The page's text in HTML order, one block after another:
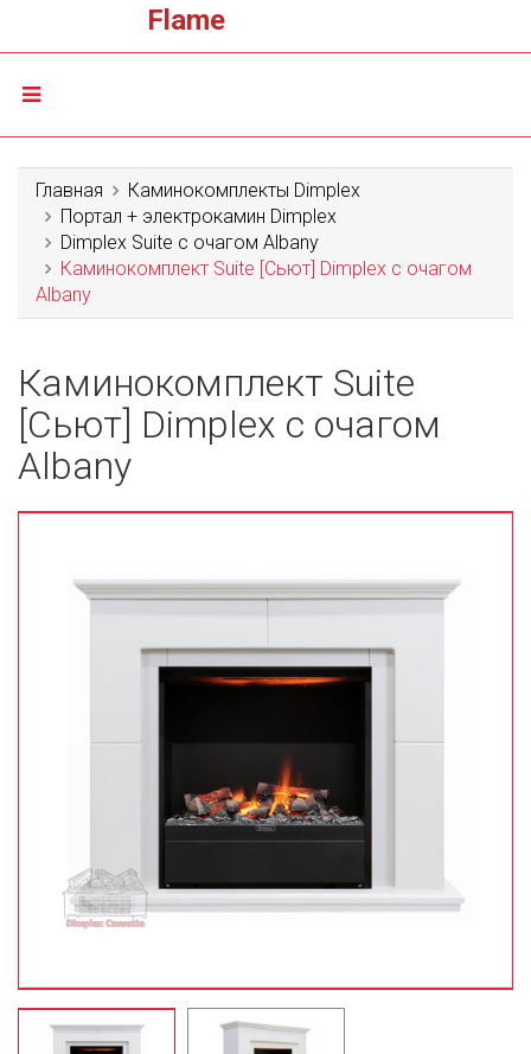
Flame
Главная
Каминокомплекты Dimplex
Портал + электрокамин Dimplex
Dimplex Suite с очагом Albany
Каминокомплект Suite [Сьют] Dimplex с очагом
Albany
Каминокомплект Suite
[Сьют] Dimplex с очагом
Albany